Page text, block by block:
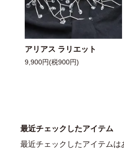
アリアス ラリエット
9,900円(税900円)
最近チェックしたアイテム
最近チェックしたアイテムは